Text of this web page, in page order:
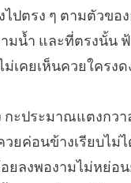
ไปตรง ๆ ตามตัวข
น้ำ และที่ตรงนั้น
เคยเห็นควยใครง
ะประมาณแตงกว
วยค่อนข้างเรียบไ
ยลงพองามไม่หย่อ